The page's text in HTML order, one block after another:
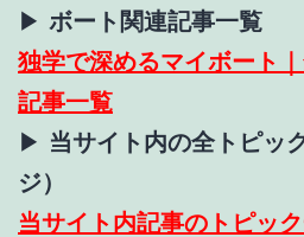
▶ ボート関連記事一覧
独学で深めるマイボート
記事一覧
▶ 当サイト内の全トピッ
ジ）
当サイト内記事のトピッ